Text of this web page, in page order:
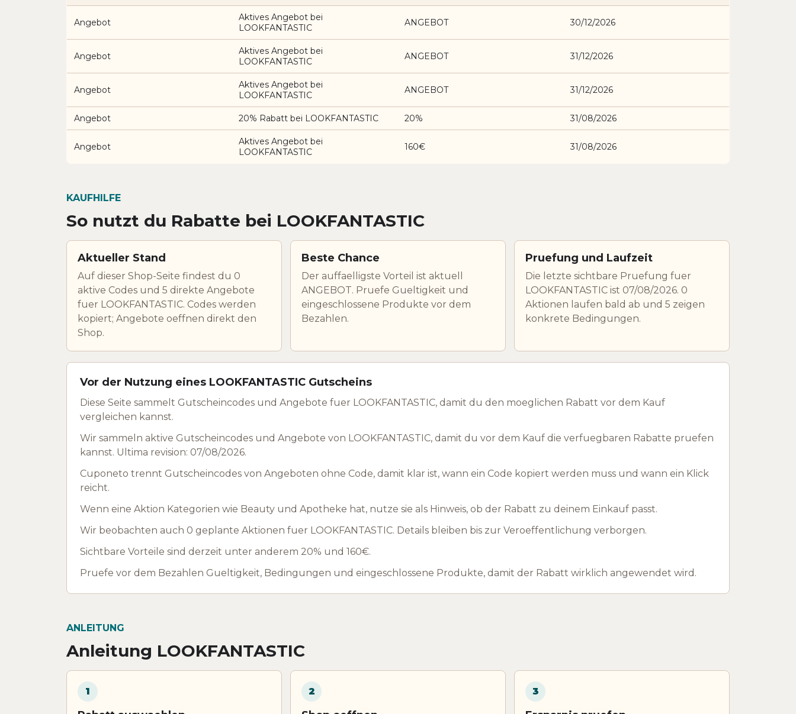
Angebot
Aktives Angebot bei
LOOKFANTASTIC
ANGEBOT 30/12/2026
Angebot
Aktives Angebot bei
LOOKFANTASTIC
ANGEBOT 31/12/2026
Angebot
Aktives Angebot bei
LOOKFANTASTIC
ANGEBOT 31/12/2026
Angebot 20% Rabatt bei LOOKFANTASTIC 20% 31/08/2026
Angebot
Aktives Angebot bei
LOOKFANTASTIC
160€ 31/08/2026
KAUFHILFE
So nutzt du Rabatte bei LOOKFANTASTIC
Aktueller Stand
Auf dieser Shop-Seite findest du 0
aktive Codes und 5 direkte Angebote
fuer LOOKFANTASTIC. Codes werden
kopiert; Angebote oeffnen direkt den
Shop.
Beste Chance
Der auffaelligste Vorteil ist aktuell
ANGEBOT. Pruefe Gueltigkeit und
eingeschlossene Produkte vor dem
Bezahlen.
Pruefung und Laufzeit
Die letzte sichtbare Pruefung fuer
LOOKFANTASTIC ist 07/08/2026. 0
Aktionen laufen bald ab und 5 zeigen
konkrete Bedingungen.
Vor der Nutzung eines LOOKFANTASTIC Gutscheins
Diese Seite sammelt Gutscheincodes und Angebote fuer LOOKFANTASTIC, damit du den moeglichen Rabatt vor dem Kauf
vergleichen kannst.
Wir sammeln aktive Gutscheincodes und Angebote von LOOKFANTASTIC, damit du vor dem Kauf die verfuegbaren Rabatte pruefen
kannst. Ultima revision: 07/08/2026.
Cuponeto trennt Gutscheincodes von Angeboten ohne Code, damit klar ist, wann ein Code kopiert werden muss und wann ein Klick
reicht.
Wenn eine Aktion Kategorien wie Beauty und Apotheke hat, nutze sie als Hinweis, ob der Rabatt zu deinem Einkauf passt.
Wir beobachten auch 0 geplante Aktionen fuer LOOKFANTASTIC. Details bleiben bis zur Veroeffentlichung verborgen.
Sichtbare Vorteile sind derzeit unter anderem 20% und 160€.
Pruefe vor dem Bezahlen Gueltigkeit, Bedingungen und eingeschlossene Produkte, damit der Rabatt wirklich angewendet wird.
ANLEITUNG
Anleitung LOOKFANTASTIC
1 2 3